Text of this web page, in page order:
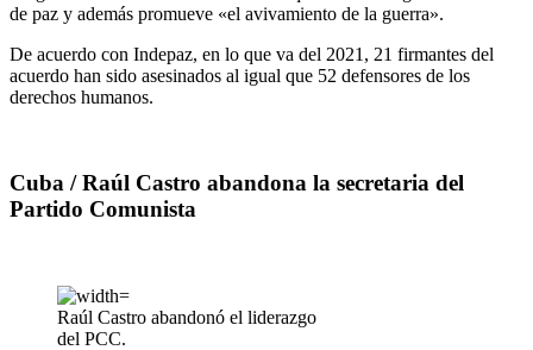
de paz y además promueve «el avivamiento de la guerra».
De acuerdo con Indepaz, en lo que va del 2021, 21 firmantes del
acuerdo han sido asesinados al igual que 52 defensores de los
derechos humanos.
Cuba / Raúl Castro abandona la secretaria del
Partido Comunista
Raúl Castro abandonó el liderazgo
del PCC.